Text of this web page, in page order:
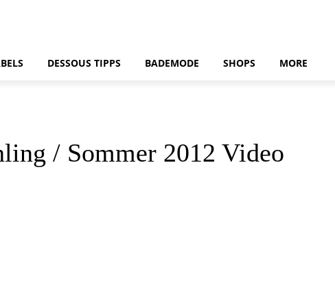
DESSOUS TIPPS BADEMODE SHOPS MORE
/ Sommer 2012 Video